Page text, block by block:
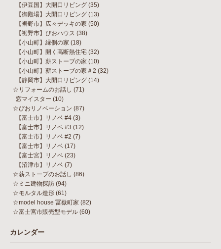
【伊豆国】大開口リビング (35)
【御殿場】大開口リビング (13)
【裾野市】広々デッキの家 (50)
【裾野市】びおハウス (38)
【小山町】縁側の家 (18)
【小山町】開く高断熱住宅 (32)
【小山町】薪ストーブの家 (10)
【小山町】薪ストーブの家＃2 (32)
【静岡市】大開口リビング (14)
☆リフォームのお話し (71)
窓マイスター (10)
☆びおリノベーション (87)
【富士市】リノベ #4 (3)
【富士市】リノベ #3 (12)
【富士市】リノベ #2 (7)
【富士市】リノベ (17)
【富士宮】リノベ (23)
【沼津市】リノベ (7)
☆薪ストーブのお話し (86)
☆ミニ建物探訪 (94)
☆モルタル造形 (61)
☆model house 冨嶽町家 (82)
☆富士宮市販売型モデル (60)
カレンダー